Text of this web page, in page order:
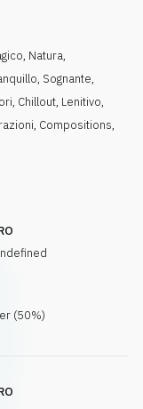
, Natura,
, Sognante,
, Chillout, Lenitivo,
, Compositions,
(50%)